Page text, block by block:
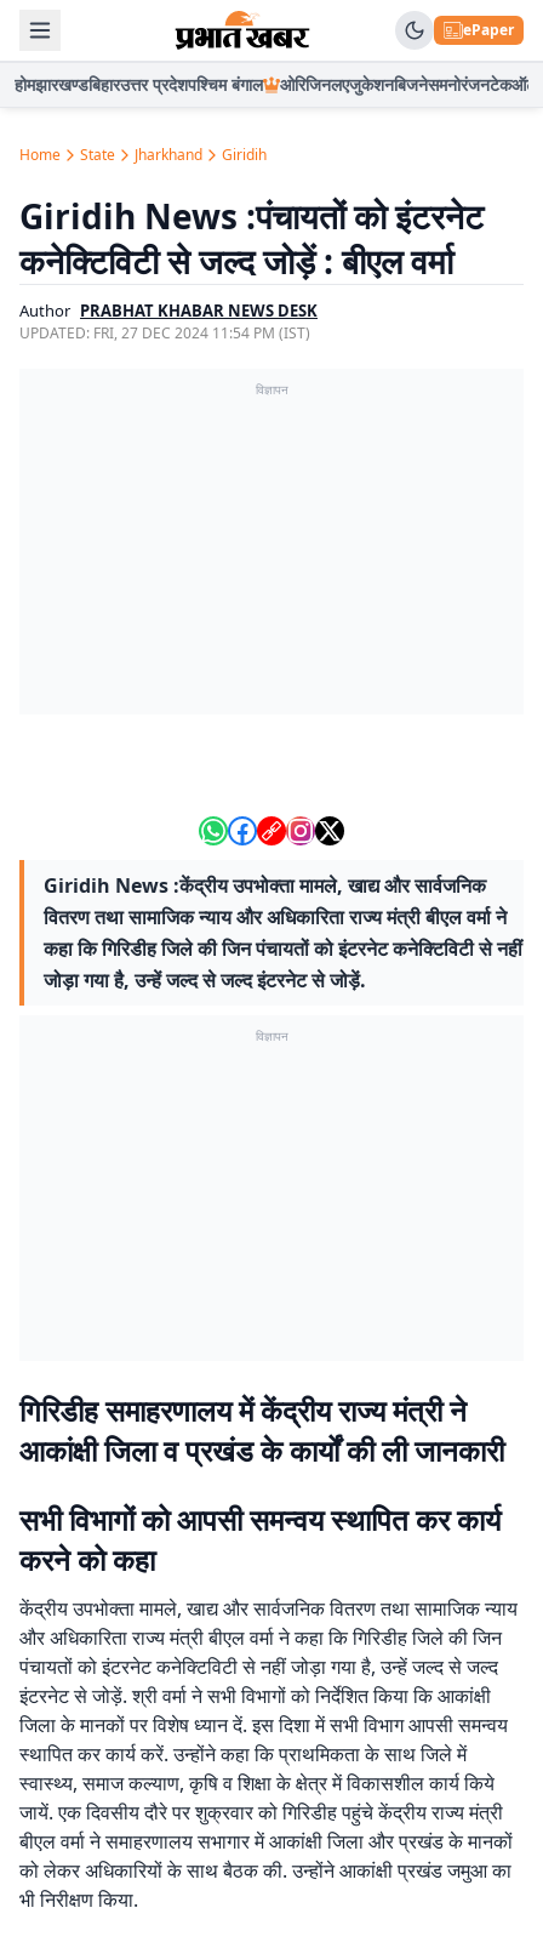
ePaper
होमझारखण्डबिहारउत्तर प्रदेशपश्चिम बंगाल ओरिजिनलएजुकेशनबिजनेसमनोरंजनटेकऑटो
Home State Jharkhand Giridih
Giridih News :पंचायतों को इंटरनेट
कनेक्टिविटी से जल्द जोड़ें : बीएल वर्मा
Author PRABHAT KHABAR NEWS DESK
UPDATED: FRI, 27 DEC 2024 11:54 PM (IST)
विज्ञापन
Giridih News :केंद्रीय उपभोक्ता मामले, खाद्य और सार्वजनिक
वितरण तथा सामाजिक न्याय और अधिकारिता राज्य मंत्री बीएल वर्मा ने
कहा कि गिरिडीह जिले की जिन पंचायतों को इंटरनेट कनेक्टिविटी से नहीं
जोड़ा गया है, उन्हें जल्द से जल्द इंटरनेट से जोड़ें.
विज्ञापन
गिरिडीह समाहरणालय में केंद्रीय राज्य मंत्री ने
आकांक्षी जिला व प्रखंड के कार्यों की ली जानकारी
सभी विभागों को आपसी समन्वय स्थापित कर कार्य
करने को कहा
केंद्रीय उपभोक्ता मामले, खाद्य और सार्वजनिक वितरण तथा सामाजिक न्याय
और अधिकारिता राज्य मंत्री बीएल वर्मा ने कहा कि गिरिडीह जिले की जिन
पंचायतों को इंटरनेट कनेक्टिविटी से नहीं जोड़ा गया है, उन्हें जल्द से जल्द
इंटरनेट से जोड़ें. श्री वर्मा ने सभी विभागों को निर्देशित किया कि आकांक्षी
जिला के मानकों पर विशेष ध्यान दें. इस दिशा में सभी विभाग आपसी समन्वय
स्थापित कर कार्य करें. उन्होंने कहा कि प्राथमिकता के साथ जिले में
स्वास्थ्य, समाज कल्याण, कृषि व शिक्षा के क्षेत्र में विकासशील कार्य किये
जायें. एक दिवसीय दौरे पर शुक्रवार को गिरिडीह पहुंचे केंद्रीय राज्य मंत्री
बीएल वर्मा ने समाहरणालय सभागार में आकांक्षी जिला और प्रखंड के मानकों
को लेकर अधिकारियों के साथ बैठक की. उन्होंने आकांक्षी प्रखंड जमुआ का
भी निरीक्षण किया.